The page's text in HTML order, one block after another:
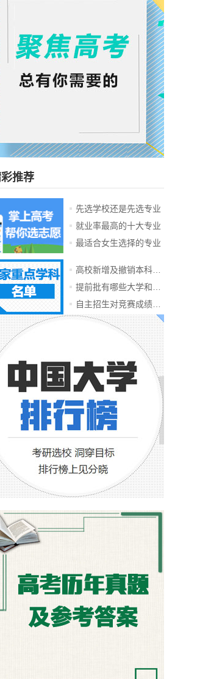
推荐
先选学校还是先选专业
就业率最高的十大专业
最适合女生选择的专业